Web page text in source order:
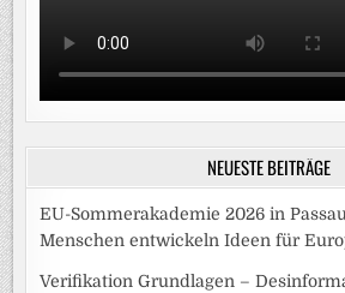
NEUESTE BEITRÄGE
EU-Sommerakademie 2026 in
Menschen entwickeln Ideen für
Verifikation Grundlagen –